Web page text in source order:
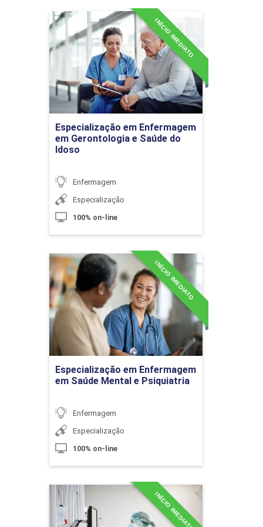
10h
Cuidados de Enfermagem ao Paciente
em Choque
Parada Cardiorrespiratória
10h
Técnicas de Ventilação Mecânica e
Problemas Respiratórios
10h
Especialização em Enfermagem
em Gerontologia e Saúde do
Idoso
INÍCIO IMEDIATO
Enfermagem
Especialização
100% on-line
Especialização em
Enfermagem em
Gerontologia e Saúde do
Idoso
Detalhes do curso
Ir para Inscrição
Especialização em Enfermagem
em Saúde Mental e Psiquiatria
INÍCIO IMEDIATO
Enfermagem
Especialização
100% on-line
Especialização em
Enfermagem em Saúde
Mental e Psiquiatria
Detalhes do curso
INÍCIO IMEDIATO
Especialização em
Enfermagem em Uti Adulto